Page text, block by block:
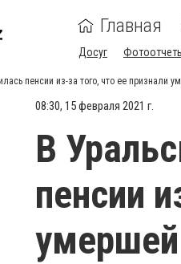
Главная
Досуг
пенсии из-за того, что ее признали
08:30, 15 февраля 2021 г.
В
пенсии
умершей